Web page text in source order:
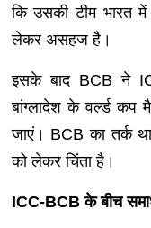
कि उसकी टीम भारत
लेकर असहज है।
इसके बाद BCB ने
बांग्लादेश के वर्ल्ड कप
जाएं। BCB का तर्क था
को लेकर चिंता है।
ICC-BCB के बीच